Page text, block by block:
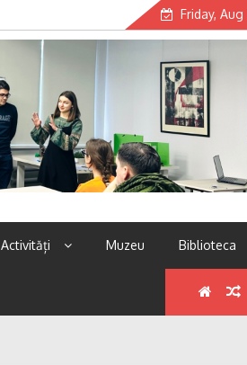
Friday,
Activități Muzeu Biblioteca